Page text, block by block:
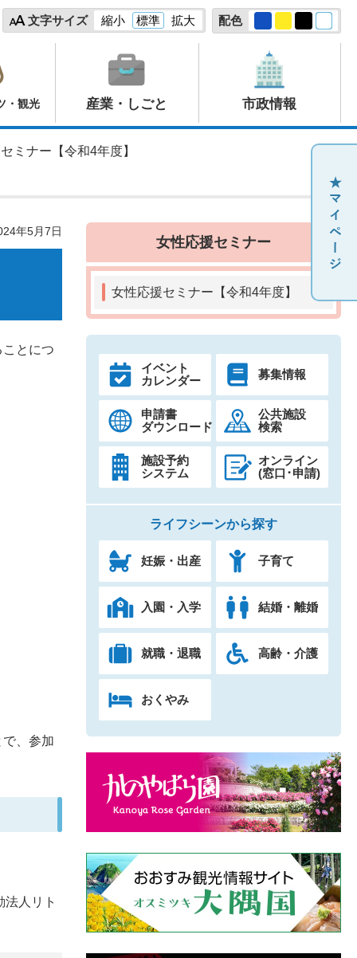
文字サイズ 縮小 標準 拡大 配色
・観光 産業・しごと 市政情報
ミナー【令和4年度】
年5月7日
とにつ
、参加
人リト
女性応援セミナー
女性応援セミナー【令和4年度】
イベント
カレンダー
募集情報
申請書
ダウンロード
公共施設
検索
施設予約
システム
オンライン
(窓口･申請)
ライフシーンから探す
妊娠・出産 子育て
入園・入学 結婚・離婚
就職・退職 高齢・介護
おくやみ